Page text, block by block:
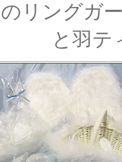
リングガ
と羽テ